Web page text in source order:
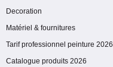
Decoration
Matériel & fournitures
Tarif professionnel peinture 2026
Catalogue produits 2026